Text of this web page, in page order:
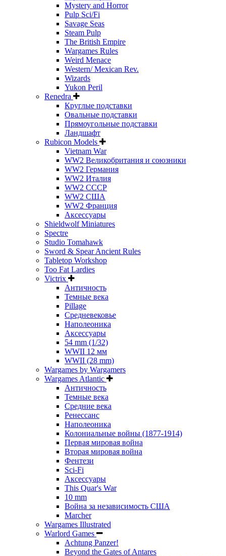
Mystery and Horror
Pulp Sci/Fi
Savage Seas
Steam Pulp
The British Empire
Wargames Rules
Weird Menace
Western/ Mexican Rev.
Wizards
Yukon Peril
Renedra
Круглые подставки
Овальные подставки
Прямоугольные подставки
Ландшафт
Rubicon Models
Vietnam War
WW2 Великобритания и союзники
WW2 Германия
WW2 Италия
WW2 СССР
WW2 США
WW2 Франция
Аксессуары
Shieldwolf Miniatures
Spectre
Studio Tomahawk
Sword & Spear Ancient Rules
Tabletop Workshop
Too Fat Lardies
Victrix
Античность
Темные века
Pillage
Средневековье
Наполеоника
Аксессуары
54 mm (1/32)
WWII 12 мм
WWII (28 mm)
Wargames by Wargamers
Wargames Atlantic
Античность
Темные века
Средние века
Ренессанс
Наполеоника
Колониальные войны (1877-1914)
Первая мировая война
Вторая мировая война
Фентези
Sci-Fi
Аксессуары
This Quar's War
10 mm
Война за независимость США
Marcher
Wargames Illustrated
Warlord Games
Achtung Panzer!
Beyond the Gates of Antares